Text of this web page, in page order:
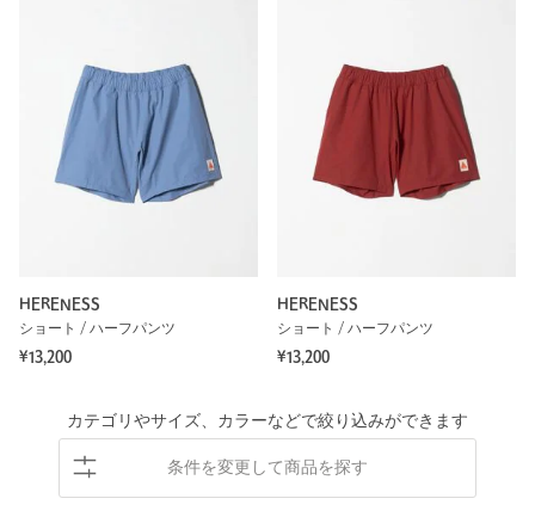
HERENESS
ショート / ハーフパンツ
¥13,200
HERENESS
ショート / ハーフパンツ
¥13,200
カテゴリやサイズ、カラーなどで絞り込みができます
条件を変更して商品を探す